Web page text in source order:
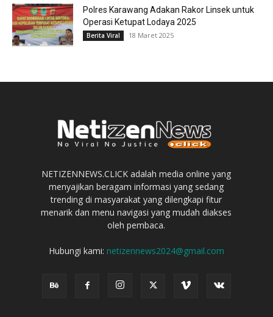
Polres Karawang Adakan Rakor Linsek untuk
Operasi Ketupat Lodaya 2025
Berita Viral 18 Maret 2025
NETIZENNEWS.CLICK adalah media online yang
menyajikan beragam informasi yang sedang
trending di masyarakat yang dilengkapi fitur
menarik dan menu navigasi yang mudah diakses
oleh pembaca.
Hubungi kami: netizennews2024@gmail.com